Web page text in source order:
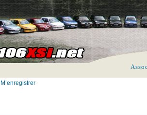
M’enregistrer